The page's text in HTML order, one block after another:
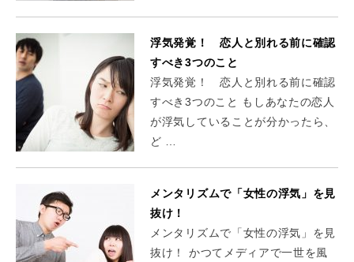
浮気発覚！ 恋人と別れる前に確認
すべき3つのこと
浮気発覚！ 恋人と別れる前に確認
すべき3つのこと もしあなたの恋人
が浮気していることが分かったら、
ど …
メンタリズムで「女性の浮気」を見
抜け！
メンタリズムで「女性の浮気」を見
抜け！ かつてメディアで一世を風